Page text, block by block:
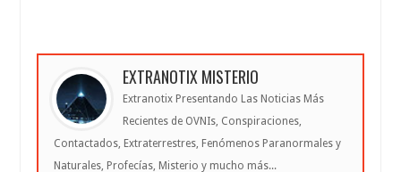
EXTRANOTIX MISTERIO
Extranotix Presentando Las Noticias Más
Recientes de OVNIs, Conspiraciones,
Contactados, Extraterrestres, Fenómenos Paranormales y
Naturales, Profecías, Misterio y mucho más...